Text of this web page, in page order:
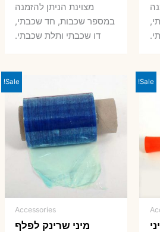
היה:
33 ₪.
₪.
מצוינת הניתן להזמנה
במספר שכבות, חד שכבתי,
דו שכבתי ותלת שכבתי.
Sale!
Sale!
Accessories
מיני שרינק לפלף